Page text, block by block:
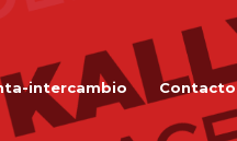
intercambio Contacto